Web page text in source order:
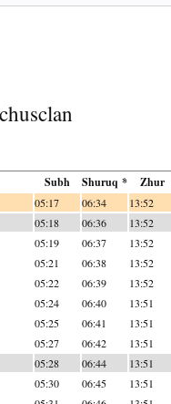
Subh Shuruq * Zhur
05:17 06:34 13:52
05:18 06:36 13:52
05:19 06:37 13:52
05:21 06:38 13:52
05:22 06:39 13:52
05:24 06:40 13:51
05:25 06:41 13:51
05:27 06:42 13:51
05:28 06:44 13:51
05:30 06:45 13:51